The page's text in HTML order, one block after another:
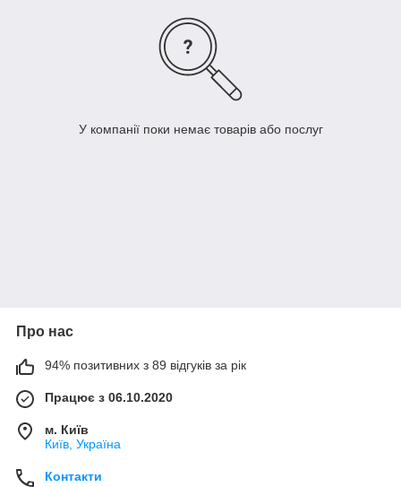
У компанії поки немає товарів або послуг
Про нас
94% позитивних з 89 відгуків за рік
Працює з 06.10.2020
м. Київ
Київ, Україна
Контакти